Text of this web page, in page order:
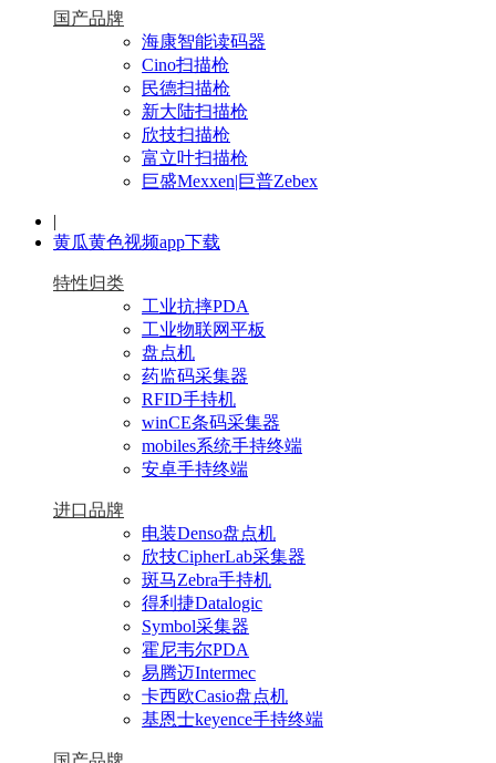
国产品牌
海康智能读码器
Cino扫描枪
民德扫描枪
新大陆扫描枪
欣技扫描枪
富立叶扫描枪
巨盛Mexxen|巨普Zebex
|
黄瓜黄色视频app下载
特性归类
工业抗摔PDA
工业物联网平板
盘点机
药监码采集器
RFID手持机
winCE条码采集器
mobiles系统手持终端
安卓手持终端
进口品牌
电装Denso盘点机
欣技CipherLab采集器
斑马Zebra手持机
得利捷Datalogic
Symbol采集器
霍尼韦尔PDA
易腾迈Intermec
卡西欧Casio盘点机
基恩士keyence手持终端